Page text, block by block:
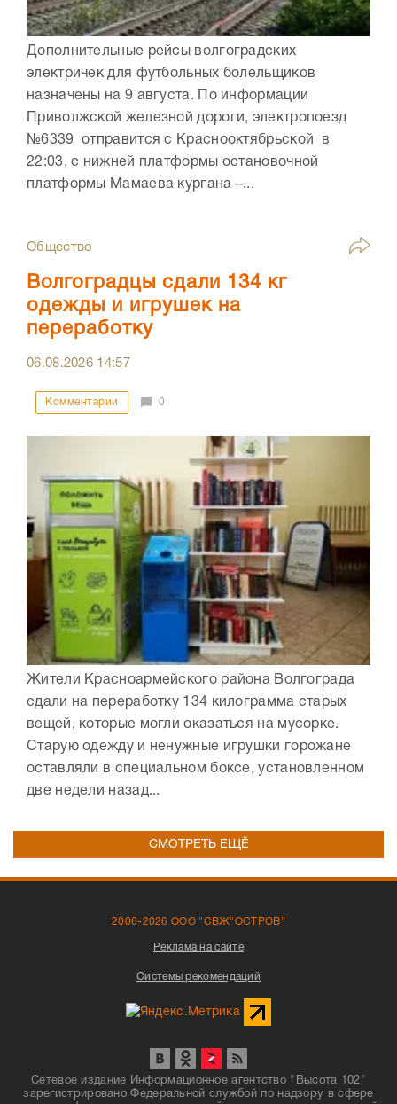
Дополнительные рейсы волгоградских
электричек для футбольных болельщиков
назначены на 9 августа. По информации
Приволжской железной дороги, электропоезд
№6339 отправится с Краснооктябрьской в
22:03, с нижней платформы остановочной
платформы Мамаева кургана –...
Общество
Волгоградцы сдали 134 кг
одежды и игрушек на
переработку
06.08.2026 14:57
Комментарии 0
Жители Красноармейского района Волгограда
сдали на переработку 134 килограмма старых
вещей, которые могли оказаться на мусорке.
Старую одежду и ненужные игрушки горожане
оставляли в специальном боксе, установленном
две недели назад...
СМОТРЕТЬ ЕЩЁ
2006-2026 ООО "СВЖ"ОСТРОВ"
Реклама на сайте
Системы рекомендаций
Сетевое издание Информационное агентство "Высота 102"
зарегистрировано Федеральной службой по надзору в сфере